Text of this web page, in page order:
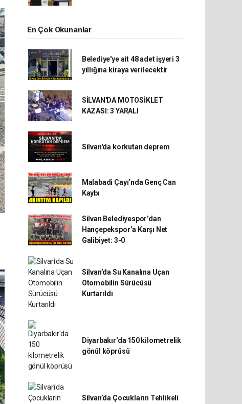
En Çok Okunanlar
Belediye'ye ait 48 adet işyeri 3
yıllığına kiraya verilecektir
SİLVAN'DA MOTOSİKLET
KAZASI: 3 YARALI
Silvan'da korkutan deprem
Malabadi Çayı’nda Genç Can
Kaybı
Silvan Belediyespor’dan
Hançepekspor’a Karşı Net
Galibiyet: 3-0
Silvan’da Su Kanalına Uçan
Otomobilin Sürücüsü
Kurtarıldı
Diyarbakır'da 150 kilometrelik
gönül köprüsü
Silvan’da Çocukların Tehlikeli